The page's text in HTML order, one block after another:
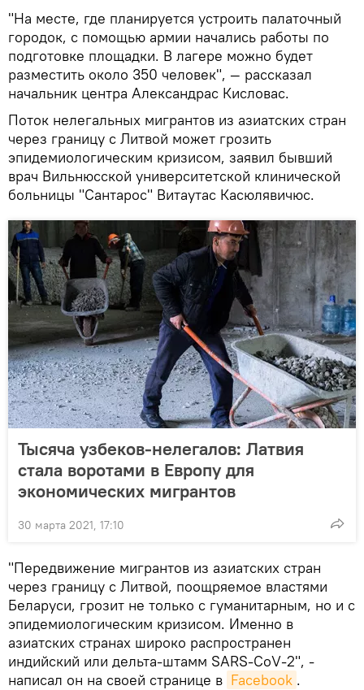
"На месте, где планируется устроить палаточный
городок, с помощью армии начались работы по
подготовке площадки. В лагере можно будет
разместить около 350 человек", — рассказал
начальник центра Александрас Кисловас.
Поток нелегальных мигрантов из азиатских стран
через границу с Литвой может грозить
эпидемиологическим кризисом, заявил бывший
врач Вильнюсской университетской клинической
больницы "Сантарос" Витаутас Касюлявичюс.
Тысяча узбеков-нелегалов: Латвия
стала воротами в Европу для
экономических мигрантов
30 марта 2021, 17:10
"Передвижение мигрантов из азиатских стран
через границу с Литвой, поощряемое властями
Беларуси, грозит не только с гуманитарным, но и с
эпидемиологическим кризисом. Именно в
азиатских странах широко распространен
индийский или дельта-штамм SARS-CoV-2", -
написал он на своей странице в Facebook .